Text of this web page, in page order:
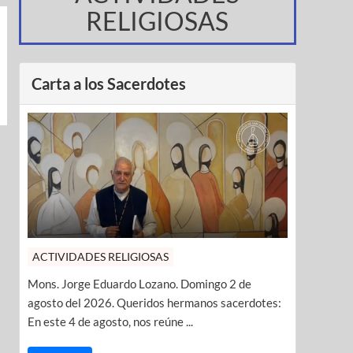
RELIGIOSAS
Carta a los Sacerdotes
ACTIVIDADES RELIGIOSAS
Mons. Jorge Eduardo Lozano. Domingo 2 de
agosto del 2026. Queridos hermanos sacerdotes:
En este 4 de agosto, nos reúne ...